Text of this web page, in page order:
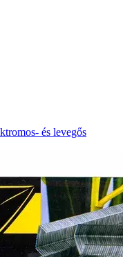
és levegős